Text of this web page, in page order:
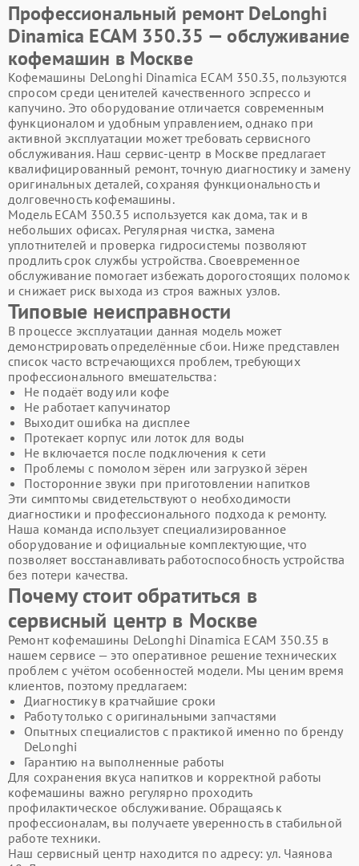
Профессиональный ремонт DeLonghi
Dinamica ECAM 350.35 — обслуживание
кофемашин в Москве
Кофемашины DeLonghi Dinamica ECAM 350.35, пользуются
спросом среди ценителей качественного эспрессо и
капучино. Это оборудование отличается современным
функционалом и удобным управлением, однако при
активной эксплуатации может требовать сервисного
обслуживания. Наш сервис-центр в Москве предлагает
квалифицированный ремонт, точную диагностику и замену
оригинальных деталей, сохраняя функциональность и
долговечность кофемашины.
Модель ECAM 350.35 используется как дома, так и в
небольших офисах. Регулярная чистка, замена
уплотнителей и проверка гидросистемы позволяют
продлить срок службы устройства. Своевременное
обслуживание помогает избежать дорогостоящих поломок
и снижает риск выхода из строя важных узлов.
Типовые неисправности
В процессе эксплуатации данная модель может
демонстрировать определённые сбои. Ниже представлен
список часто встречающихся проблем, требующих
профессионального вмешательства:
Не подаёт воду или кофе
Не работает капучинатор
Выходит ошибка на дисплее
Протекает корпус или лоток для воды
Не включается после подключения к сети
Проблемы с помолом зёрен или загрузкой зёрен
Посторонние звуки при приготовлении напитков
Эти симптомы свидетельствуют о необходимости
диагностики и профессионального подхода к ремонту.
Наша команда использует специализированное
оборудование и официальные комплектующие, что
позволяет восстанавливать работоспособность устройства
без потери качества.
Почему стоит обратиться в
сервисный центр в Москве
Ремонт кофемашины DeLonghi Dinamica ECAM 350.35 в
нашем сервисе — это оперативное решение технических
проблем с учётом особенностей модели. Мы ценим время
клиентов, поэтому предлагаем:
Диагностику в кратчайшие сроки
Работу только с оригинальными запчастями
Опытных специалистов с практикой именно по бренду
DeLonghi
Гарантию на выполненные работы
Для сохранения вкуса напитков и корректной работы
кофемашины важно регулярно проходить
профилактическое обслуживание. Обращаясь к
профессионалам, вы получаете уверенность в стабильной
работе техники.
Наш сервисный центр находится по адресу: ул. Чаянова